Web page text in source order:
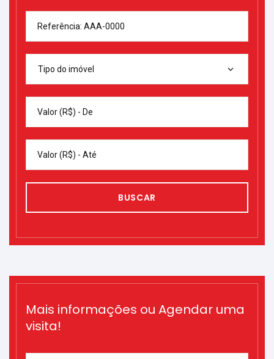
Referência: AAA-0000
Tipo do imóvel
Valor (R$) - De
Valor (R$) - Até
BUSCAR
Mais informações ou Agendar uma
visita!